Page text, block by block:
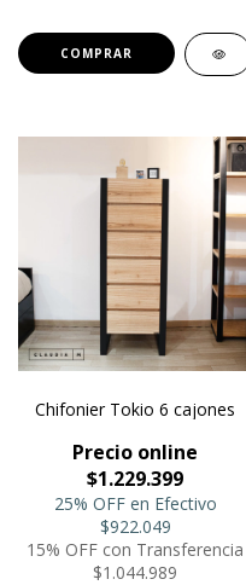
COMPRAR
Chifonier Tokio 6 cajones
Precio online
$1.229.399
25% OFF en Efectivo
$922.049
15% OFF con Transferencia
$1.044.989